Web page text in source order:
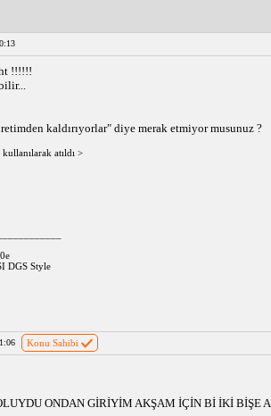
!!!!!!
kaldırıyorlar" diye merak etmiyor musunuz ?
atıldı >
DGS Style
Konu Sahibi
ONDAN GİRİYİM AKŞAM İÇİN Bİ İKİ